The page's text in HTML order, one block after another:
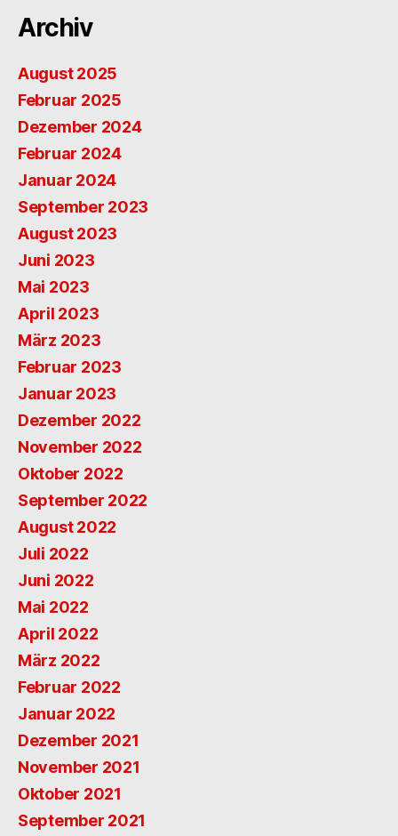
Archiv
August 2025
Februar 2025
Dezember 2024
Februar 2024
Januar 2024
September 2023
August 2023
Juni 2023
Mai 2023
April 2023
März 2023
Februar 2023
Januar 2023
Dezember 2022
November 2022
Oktober 2022
September 2022
August 2022
Juli 2022
Juni 2022
Mai 2022
April 2022
März 2022
Februar 2022
Januar 2022
Dezember 2021
November 2021
Oktober 2021
September 2021